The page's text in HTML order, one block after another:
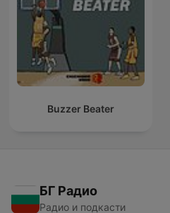
Buzzer Beater
БГ Радио
Радио и подкасти